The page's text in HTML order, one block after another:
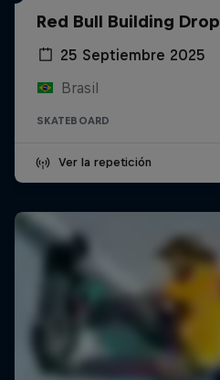
Red Bull Building Drop
25 Septiembre 2025
Brasil
SKATEBOARD
Ver la repetición